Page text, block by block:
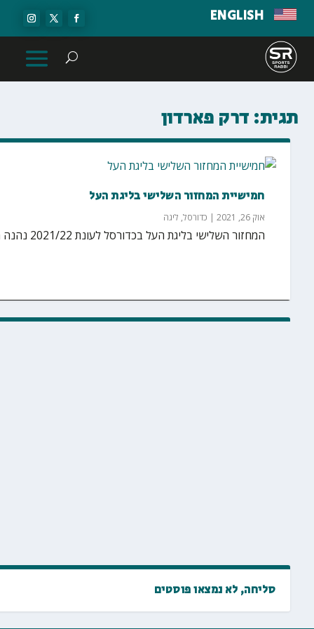
ENGLISH
תגית:דרק פארדון
חמישיית המחזור השלישי בליגת העל
אוק 26, 2021 | כדורסל, ליגה
המחזור השלישי בליגת העל בכדורסל לעונת 2021/22 נהנה מכמה משחקים צמודים ומרתקים, כשלא מעט שחקנים...
סליחה, לא נמצאו פוסטים